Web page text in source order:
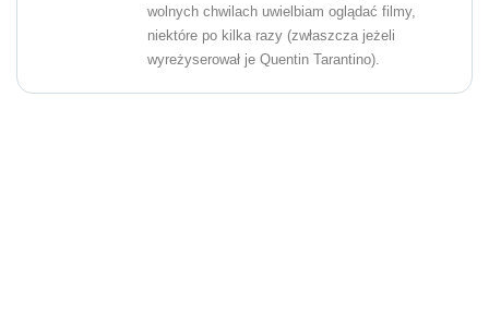
wolnych chwilach uwielbiam oglądać filmy,
niektóre po kilka razy (zwłaszcza jeżeli
wyreżyserował je Quentin Tarantino).